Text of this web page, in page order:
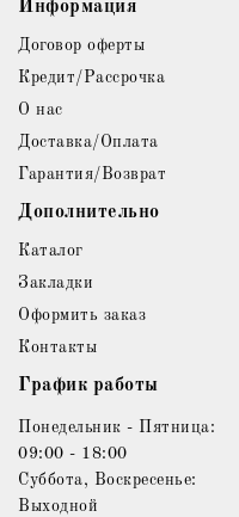
Информация
Договор оферты
Кредит/Рассрочка
О нас
Доставка/Оплата
Гарантия/Возврат
Дополнительно
Каталог
Закладки
Оформить заказ
Контакты
График работы
Понедельник - Пятница:
09:00 - 18:00
Суббота, Воскресенье:
Выходной